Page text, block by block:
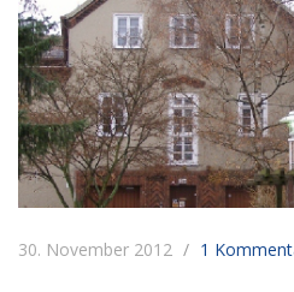
30. November 2012 1